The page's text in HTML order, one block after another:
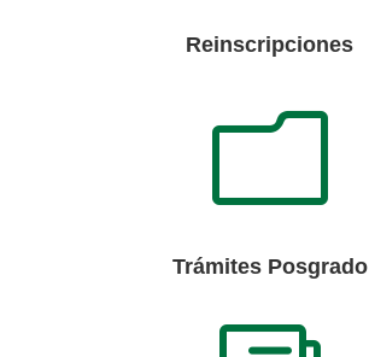
Reinscripciones
m
Trámites Posgrado